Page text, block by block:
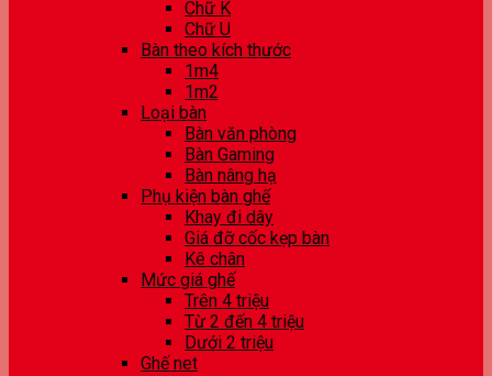
Chữ K
Chữ U
Bàn theo kích thước
1m4
1m2
Loại bàn
Bàn văn phòng
Bàn Gaming
Bàn nâng hạ
Phụ kiện bàn ghế
Khay đi dây
Giá đỡ cốc kẹp bàn
Kê chân
Mức giá ghế
Trên 4 triệu
Từ 2 đến 4 triệu
Dưới 2 triệu
Ghế net